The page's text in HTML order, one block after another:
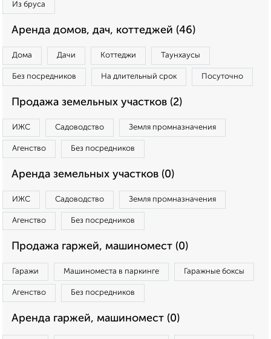
Из бруса
Аренда домов, дач, коттеджей (46)
Дома Дачи Коттеджи Таунхаусы
Без посредников На длительный срок Посуточно
Продажа земельных участков (2)
ИЖС Садоводство Земля промназначения
Агенство Без посредников
Аренда земельных участков (0)
ИЖС Садоводство Земля промназначения
Агенство Без посредников
Продажа гаржей, машиномест (0)
Гаражи Машиноместа в паркинге Гаражные боксы
Агенство Без посредников
Аренда гаржей, машиномест (0)